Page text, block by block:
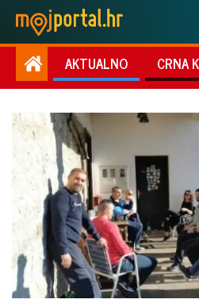
AKTUALNO CRNA